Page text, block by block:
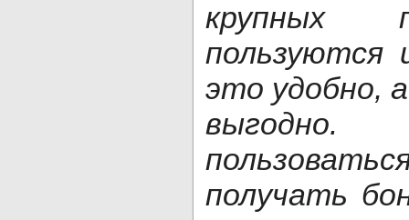
крупных
это удобно,
получать